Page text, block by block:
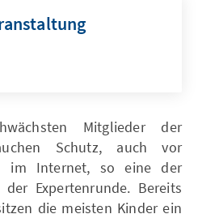
Mitglieder der
Schutz, auch vor
im Internet, so eine der
Expertenrunde. Bereits
die meisten Kinder ein